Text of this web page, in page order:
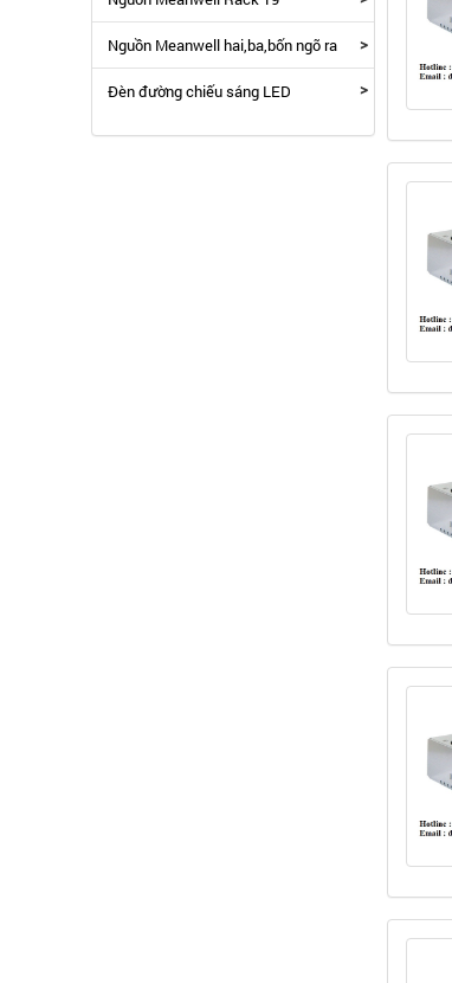
Nguồn Meanwell hai,ba,bốn ngõ ra >
Đèn đường chiếu sáng LED >